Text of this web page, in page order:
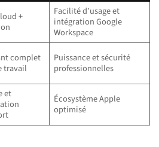
+
Facilité d’usage et
intégration Google
Workspace
complet
travail
Puissance et sécurité
professionnelles
et
Écosystème Apple
optimisé